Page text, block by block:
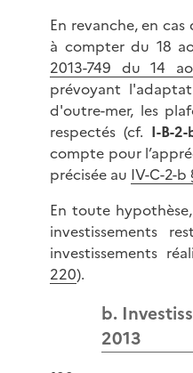
En revanche, en
à compter du 18
2013-749 du 14
prévoyant
d'outre-mer, les
respectés (cf. I-B-
compte pour
précisée au IV-C-2-b
En toute
investissements
investissements
220).
b.
2013